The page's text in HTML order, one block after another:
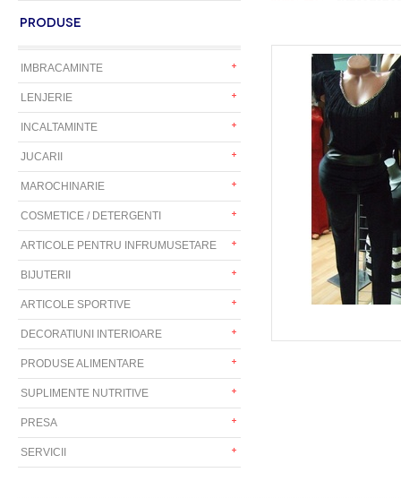
PRODUSE
IMBRACAMINTE
LENJERIE
INCALTAMINTE
JUCARII
MAROCHINARIE
COSMETICE / DETERGENTI
ARTICOLE PENTRU INFRUMUSETARE
BIJUTERII
ARTICOLE SPORTIVE
DECORATIUNI INTERIOARE
PRODUSE ALIMENTARE
SUPLIMENTE NUTRITIVE
PRESA
SERVICII